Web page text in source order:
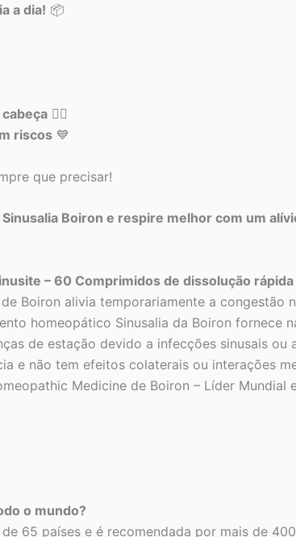
a dia! 📦
😵‍💨
riscos 💙
que precisar!
Boiron e respire melhor com um
– 60 Comprimidos de dissolução rápida
Boiron alivia temporariamente a congestão
homeopático Sinusalia da Boiron fornece
de estação devido a infecções sinusais ou
e não tem efeitos colaterais ou interações
Medicine de Boiron – Líder Mundial
o mundo?
65 países e é recomendada por mais de